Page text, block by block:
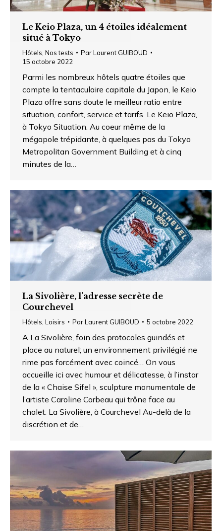
Le Keio Plaza, un 4 étoiles idéalement
situé à Tokyo
Hôtels Nos tests ParLaurent GUIBOUD
15 octobre 2022
Parmi les nombreux hôtels quatre étoiles que
compte la tentaculaire capitale du Japon, le Keio
Plaza offre sans doute le meilleur ratio entre
situation, confort, service et tarifs. Le Keio Plaza,
à Tokyo Situation. Au coeur même de la
mégapole trépidante, à quelques pas du Tokyo
Metropolitan Government Building et à cinq
minutes de la…
La Sivolière, l’adresse secrète de
Courchevel
Hôtels Loisirs ParLaurent GUIBOUD 5 octobre 2022
A La Sivolière, foin des protocoles guindés et
place au naturel; un environnement privilégié ne
rime pas forcément avec coincé… On vous
accueille ici avec humour et délicatesse, à l’instar
de la « Chaise Sifel », sculpture monumentale de
l’artiste Caroline Corbeau qui trône face au
chalet. La Sivolière, à Courchevel Au-delà de la
discrétion et de…